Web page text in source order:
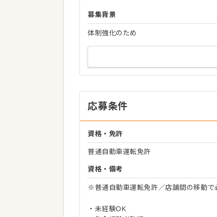
募集背景
体制強化のため
応募条件
資格・免許
普通自動車運転免許
資格・備考
※普通自動車運転免許／店舗間の移動で
・未経験OK